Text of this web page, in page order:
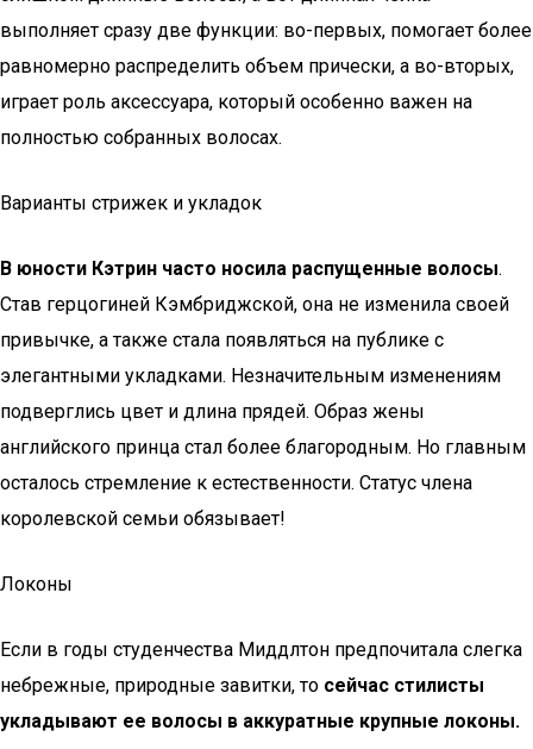
выполняет сразу две функции: во-первых, помогает более
равномерно распределить объем прически, а во-вторых,
играет роль аксессуара, который особенно важен на
полностью собранных волосах.
Варианты стрижек и укладок
В юности Кэтрин часто носила распущенные волосы.
Став герцогиней Кэмбриджской, она не изменила своей
привычке, а также стала появляться на публике с
элегантными укладками. Незначительным изменениям
подверглись цвет и длина прядей. Образ жены
английского принца стал более благородным. Но главным
осталось стремление к естественности. Статус члена
королевской семьи обязывает!
Локоны
Если в годы студенчества Миддлтон предпочитала слегка
небрежные, природные завитки, то сейчас стилисты
укладывают ее волосы в аккуратные крупные локоны.